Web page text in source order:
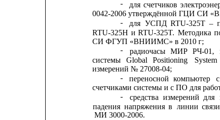
-
для счетчиков
0042-2006 утверждённой ГЦИ СИ
-
для УСПД RTU-325T –
RTU-325H и RTU-325T. Методика
СИ ФГУП «ВНИИМС» в 2010 г;
-
радиочасы МИР РЧ-01,
системы
Global Positioning
System
измерений № 27008-04;
-
переносной компьютер
с
счетчиками системы и с ПО для
-
средства измерений для
падения напряжения в линии связи
МИ 3000-2006.